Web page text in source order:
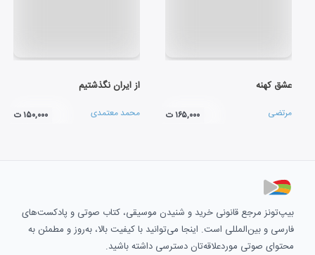
عشق کهنه
مرتضی ۱۶۵,۰۰۰ ت
از ایران نگذشتیم
محمد معتمدی ۱۵۰,۰۰۰ ت
بیپ‌تونز مرجع قانونی خرید و شنیدن موسیقی، کتاب صوتی و پادکست‌های
فارسی و بین‌المللی است. اینجا می‌توانید با کیفیت بالا، به‌روز و مطمئن به
محتوای صوتی موردعلاقه‌تان دسترسی داشته باشید.